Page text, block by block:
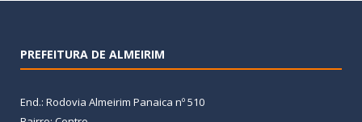
PREFEITURA DE ALMEIRIM
End.: Rodovia Almeirim Panaica nº 510